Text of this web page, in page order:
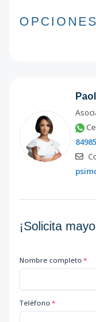
OPCIONES
¡Solicita
Nombre completo *
Teléfono *